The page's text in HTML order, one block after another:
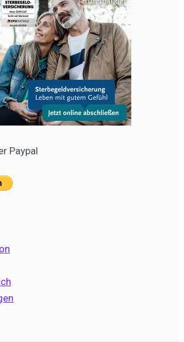
Paypal